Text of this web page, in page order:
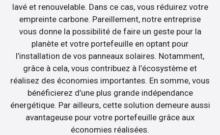
lavé et renouvelable. Dans ce cas, vous réduirez votre
empreinte carbone. Pareillement, notre entreprise
vous donne la possibilité de faire un geste pour la
planète et votre portefeuille en optant pour
l’installation de vos panneaux solaires. Notamment,
grâce à cela, vous contribuez à l’écosystème et
réalisez des économies importantes. En somme, vous
bénéficierez d’une plus grande indépendance
énergétique. Par ailleurs, cette solution demeure aussi
avantageuse pour votre portefeuille grâce aux
économies réalisées.